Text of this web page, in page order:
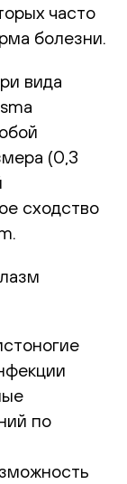
часто
болезни.
вида
(0,3
сходство
по